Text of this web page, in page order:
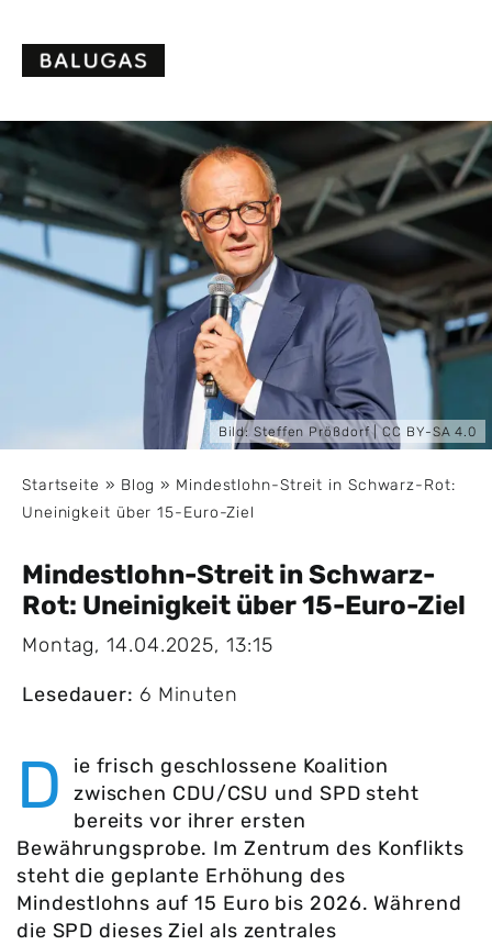
content
Bild:Steffen Prößdorf|CC BY-SA 4.0
Startseite » Blog » Mindestlohn-Streit in Schwarz-Rot:
Uneinigkeit über 15-Euro-Ziel
Mindestlohn-Streit in Schwarz-
Rot: Uneinigkeit über 15-Euro-Ziel
Montag, 14.04.2025, 13:15
Lesedauer: 6 Minuten
D
ie frisch geschlossene Koalition
zwischen CDU/CSU und SPD steht
bereits vor ihrer ersten
Bewährungsprobe. Im Zentrum des Konflikts
steht die geplante Erhöhung des
Mindestlohns auf 15 Euro bis 2026. Während
die SPD dieses Ziel als zentrales